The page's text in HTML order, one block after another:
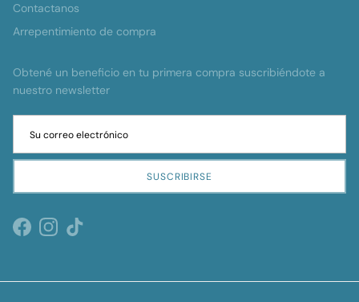
Contactanos
Arrepentimiento de compra
Obtené un beneficio en tu primera compra suscribiéndote a
nuestro newsletter
SUSCRIBIRSE
Facebook
Instagram
TikTok